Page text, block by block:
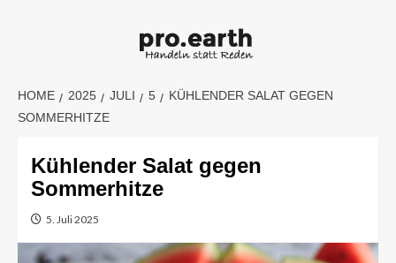
HOME 2025 JULI 5
KÜHLENDER SALAT GEGEN
SOMMERHITZE
Kühlender Salat gegen
Sommerhitze
5. Juli 2025